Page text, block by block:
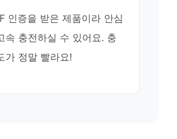
인증을 받은 제품이라 안심
속 충전하실 수 있어요. 충
가 정말 빨라요!